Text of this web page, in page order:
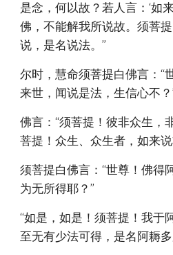
是念，何以故？若人言：‘如
佛，不能解我所说故。须菩
说，是名说法。”
尔时，慧命须菩提白佛言：“
来世，闻说是法，生信心不？
佛言：“须菩提！彼非众生，
菩提！众生、众生者，如来
须菩提白佛言：“世尊！佛得
为无所得耶？”
“如是，如是！须菩提！我于
至无有少法可得，是名阿耨多